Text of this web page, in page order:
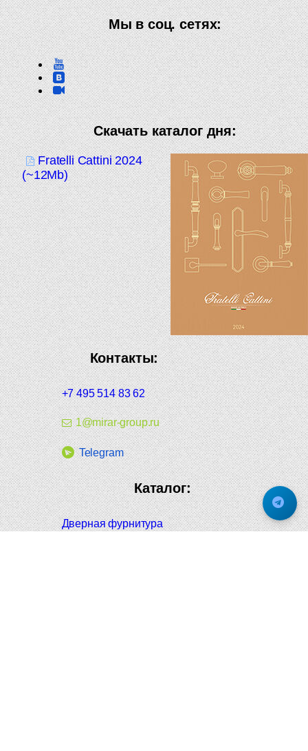
Мы в соц. сетях:
Скачать каталог дня:
Fratelli Cattini 2024
(~12Mb)
Контакты:
+7 495 514 83 62
1@mirar-group.ru
Telegram
Каталог:
Дверная фурнитура